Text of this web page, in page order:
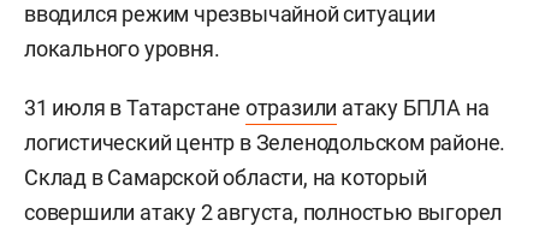
вводился режим чрезвычайной ситуации
локального уровня.
31 июля в Татарстане отразили атаку БПЛА на
логистический центр в Зеленодольском районе.
Склад в Самарской области, на который
совершили атаку 2 августа, полностью выгорел